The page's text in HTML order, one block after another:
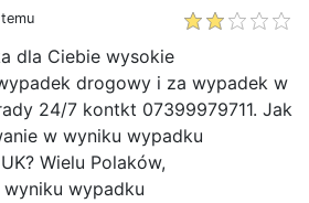
dla Ciebie wysokie
drogowy i za wypadek w
24/7 kontkt 07399979711. Jak
w wyniku wypadku
Wielu Polaków,
wypadku